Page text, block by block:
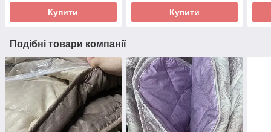
Купити Купити
Подібні товари компанії